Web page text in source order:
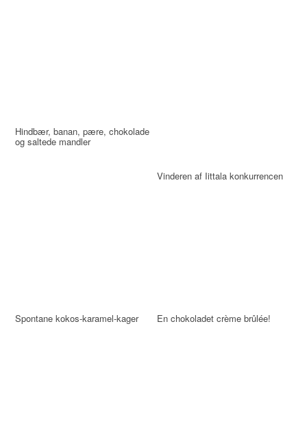
Hindbær, banan, pære, chokolade
og saltede mandler
Vinderen af Iittala konkurrencen
Spontane kokos-karamel-kager En chokoladet crème brûlée!